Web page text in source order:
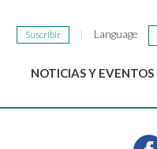
Suscribir Language
NOTICIAS Y EVENTOS
Newsletter del GSEF